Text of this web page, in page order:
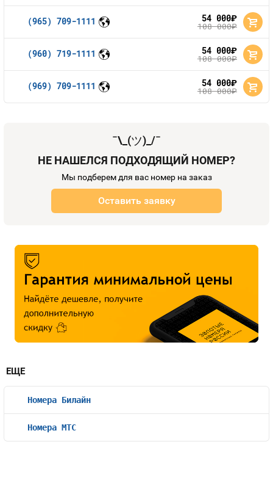
(965) 709-1111 54 000руб.
108 000руб.
(960) 719-1111 54 000руб.
108 000руб.
(969) 709-1111 54 000руб.
108 000руб.
¯\_(ツ)_/¯
НЕ НАШЕЛСЯ ПОДХОДЯЩИЙ НОМЕР?
Мы подберем для вас номер на заказ
Оставить заявку
ЕЩЕ
Номера Билайн
Номера МТС